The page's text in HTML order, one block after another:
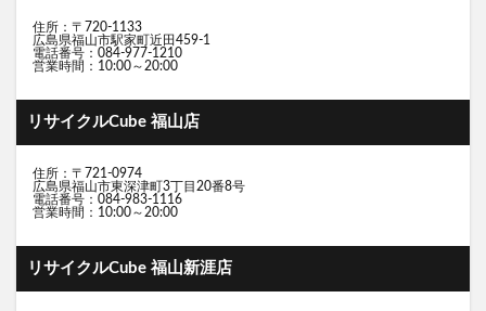
住所：〒720-1133
広島県福山市駅家町近田459-1
電話番号：084-977-1210
営業時間：10:00～20:00
リサイクルCube 福山店
住所：〒721-0974
広島県福山市東深津町3丁目20番8号
電話番号：084-983-1116
営業時間：10:00～20:00
リサイクルCube 福山新涯店